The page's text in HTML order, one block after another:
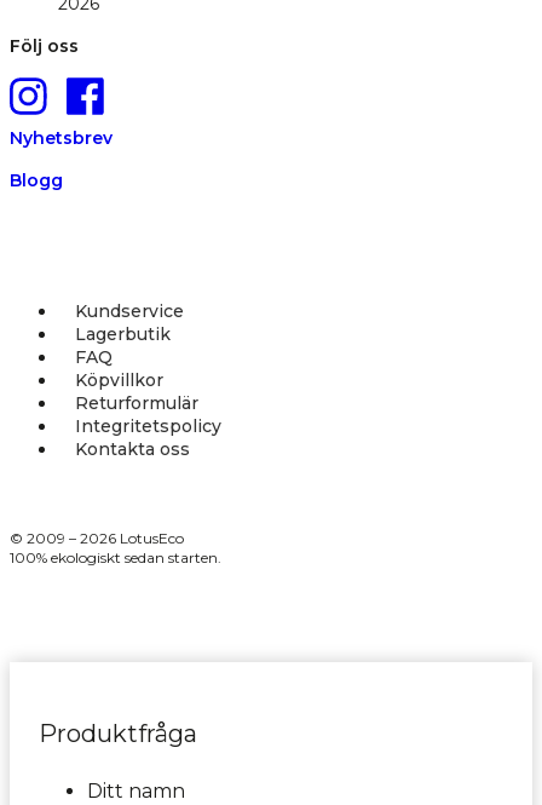
Följ oss
Nyhetsbrev
Blogg
Kundservice
Lagerbutik
FAQ
Köpvillkor
Returformulär
Integritetspolicy
Kontakta oss
© 2009 – 2026 LotusEco
100% ekologiskt sedan starten.
Produktfråga
Ditt namn